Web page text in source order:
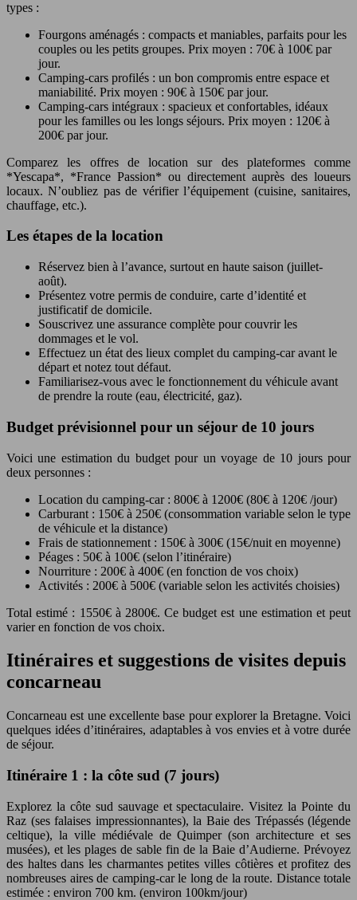
types :
Fourgons aménagés : compacts et maniables, parfaits pour les
couples ou les petits groupes. Prix moyen : 70€ à 100€ par
jour.
Camping-cars profilés : un bon compromis entre espace et
maniabilité. Prix moyen : 90€ à 150€ par jour.
Camping-cars intégraux : spacieux et confortables, idéaux
pour les familles ou les longs séjours. Prix moyen : 120€ à
200€ par jour.
Comparez les offres de location sur des plateformes comme
*Yescapa*, *France Passion* ou directement auprès des loueurs
locaux. N’oubliez pas de vérifier l’équipement (cuisine, sanitaires,
chauffage, etc.).
Les étapes de la location
Réservez bien à l’avance, surtout en haute saison (juillet-
août).
Présentez votre permis de conduire, carte d’identité et
justificatif de domicile.
Souscrivez une assurance complète pour couvrir les
dommages et le vol.
Effectuez un état des lieux complet du camping-car avant le
départ et notez tout défaut.
Familiarisez-vous avec le fonctionnement du véhicule avant
de prendre la route (eau, électricité, gaz).
Budget prévisionnel pour un séjour de 10 jours
Voici une estimation du budget pour un voyage de 10 jours pour
deux personnes :
Location du camping-car : 800€ à 1200€ (80€ à 120€ /jour)
Carburant : 150€ à 250€ (consommation variable selon le type
de véhicule et la distance)
Frais de stationnement : 150€ à 300€ (15€/nuit en moyenne)
Péages : 50€ à 100€ (selon l’itinéraire)
Nourriture : 200€ à 400€ (en fonction de vos choix)
Activités : 200€ à 500€ (variable selon les activités choisies)
Total estimé : 1550€ à 2800€. Ce budget est une estimation et peut
varier en fonction de vos choix.
Itinéraires et suggestions de visites depuis
concarneau
Concarneau est une excellente base pour explorer la Bretagne. Voici
quelques idées d’itinéraires, adaptables à vos envies et à votre durée
de séjour.
Itinéraire 1 : la côte sud (7 jours)
Explorez la côte sud sauvage et spectaculaire. Visitez la Pointe du
Raz (ses falaises impressionnantes), la Baie des Trépassés (légende
celtique), la ville médiévale de Quimper (son architecture et ses
musées), et les plages de sable fin de la Baie d’Audierne. Prévoyez
des haltes dans les charmantes petites villes côtières et profitez des
nombreuses aires de camping-car le long de la route. Distance totale
estimée : environ 700 km. (environ 100km/jour)